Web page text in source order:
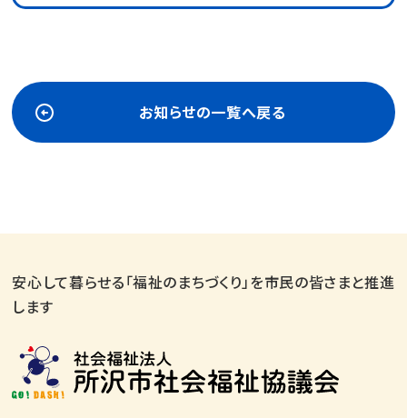
お知らせの一覧へ戻る
安心して暮らせる「福祉のまちづくり」を市民の皆さまと推進
します